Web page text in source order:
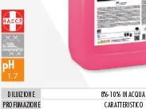
DILUIZIONE
8%-10% IN ACQUA
PROFUMAZIONE
CARATTERISTICO
1.7